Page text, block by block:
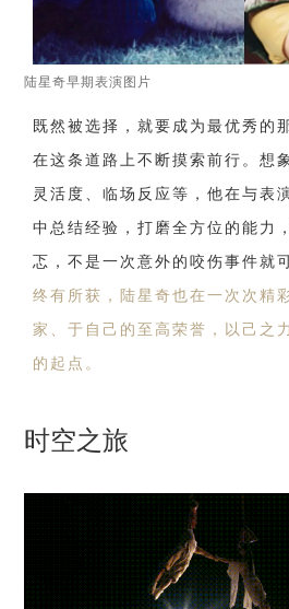
陆星奇早期表演图片
既然被选择，就要成为最优秀的
在这条道路上不断摸索前行。想
灵活度、临场反应等，他在与表
中总结经验，打磨全方位的能力
忑，不是一次意外的咬伤事件就
终有所获，陆星奇也在一次次精
家、于自己的至高荣誉，以己之
的起点。
时空之旅